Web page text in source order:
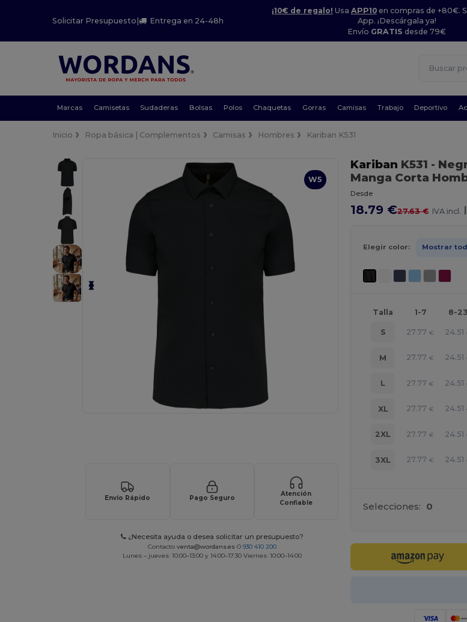
Solicitar Presupuesto | Entrega en 24-48h
¡10€ de regalo! Usa APP10en compras de +80€.
App. ¡Descárgala ya!
Envío GRATIS desde 79€
Marcas Camisetas Sudaderas Bolsas Polos Chaquetas Gorras Camisas Trabajo Deportivo
Inicio Ropa básica | Complementos Camisas Hombres Kariban K531
W5
Envío Rápido Pago Seguro
Atención
Confiable
¿Necesita ayuda o desea solicitar un presupuesto?
Contacto venta@wordans.es O 930 410 200
Lunes – jueves: 10:00–13:00 y 14:00–17:30 Viernes: 10:00–14:00
Kariban K531 -
Manga Corta
Desde
18.79 €27.63 € IVA incl. |
Elegir color: Mostrar
Talla 1-7 8-23
S 27.77 € 24.51
M 27.77 € 24.51
L 27.77 € 24.51
XL 27.77 € 24.51
2XL 27.77 € 24.51
3XL 27.77 € 24.51
Selecciones: 0